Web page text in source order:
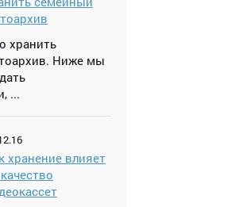
хранить
Ниже мы
...
хранение влияет